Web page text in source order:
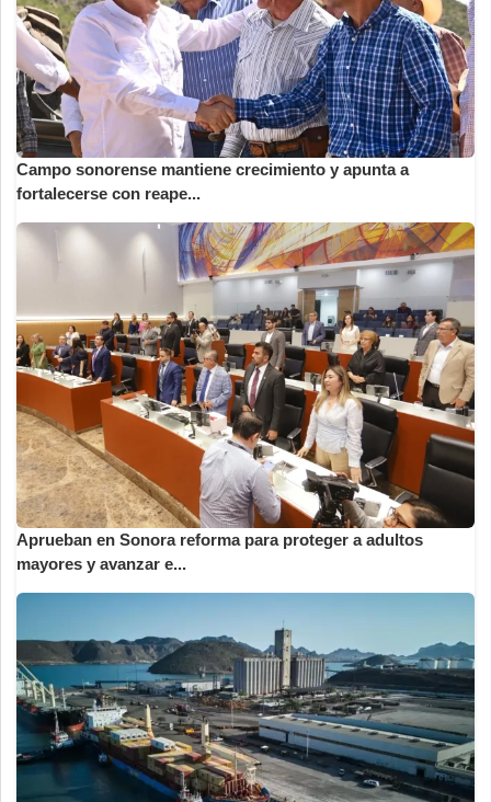
Campo sonorense mantiene crecimiento y apunta a
fortalecerse con reape...
Aprueban en Sonora reforma para proteger a adultos
mayores y avanzar e...